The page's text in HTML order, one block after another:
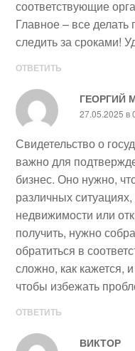
соответствующие
Главное – все
следить за сроками!
ОТВЕТИТЬ
ГЕОРГИЙ
27.05.2025 в
Свидетельство о
важно для
бизнес. Оно нужно,
различных
недвижимости или
получить, нужно
обратиться в
сложно, как кажется,
чтобы избежать
ОТВЕТИТЬ
ВИКТОР